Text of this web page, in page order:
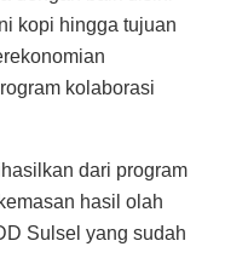
kopi hingga tujuan
kolaborasi
dari program
hasil olah
Sulsel yang sudah